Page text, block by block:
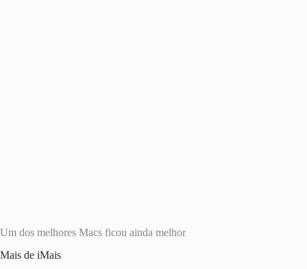
Um dos melhores Macs ficou ainda melhor
Mais de iMais